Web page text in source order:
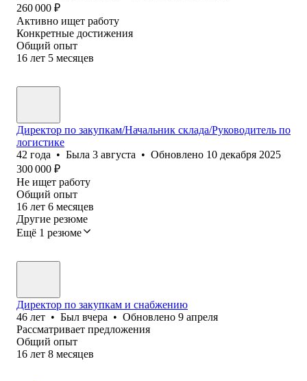
260 000 ₽
Активно ищет работу
Конкретные достижения
Общий опыт
16 лет 5 месяцев
Директор по закупкам/Начальник склада/Руководитель по
логистике
42 года • Была 3 августа • Обновлено 10 декабря 2025
300 000 ₽
Не ищет работу
Общий опыт
16 лет 6 месяцев
Другие резюме
Ещё 1 резюме
Директор по закупкам и снабжению
46 лет • Был вчера • Обновлено 9 апреля
Рассматривает предложения
Общий опыт
16 лет 8 месяцев